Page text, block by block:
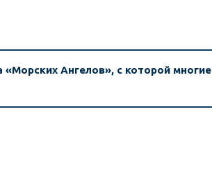
Ангелов», с которой многие